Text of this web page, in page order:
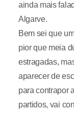
ainda mais
Algarve.
Bem sei que
pior que meia
estragadas,
aparecer de
para contrapor
partidos, vai